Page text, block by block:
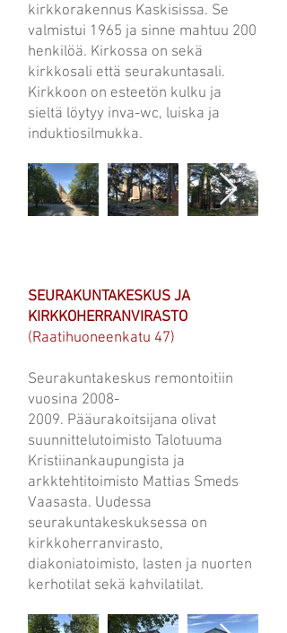
kirkkorakennus Kaskisissa. Se
valmistui 1965 ja sinne mahtuu 200
henkilöä. Kirkossa on sekä
kirkkosali että seurakuntasali.
Kirkkoon on esteetön kulku ja
sieltä löytyy inva-wc, luiska ja
induktiosilmukka.
SEURAKUNTAKESKUS JA
KIRKKOHERRANVIRASTO
(Raatihuoneenkatu 47)
Seurakuntakeskus remontoitiin
vuosina 2008-
2009. Pääurakoitsijana olivat
suunnittelutoimisto Talotuuma
Kristiinankaupungista ja
arkktehtitoimisto Mattias Smeds
Vaasasta. Uudessa
seurakuntakeskuksessa on
kirkkoherranvirasto,
diakoniatoimisto, lasten ja nuorten
kerhotilat sekä kahvilatilat.